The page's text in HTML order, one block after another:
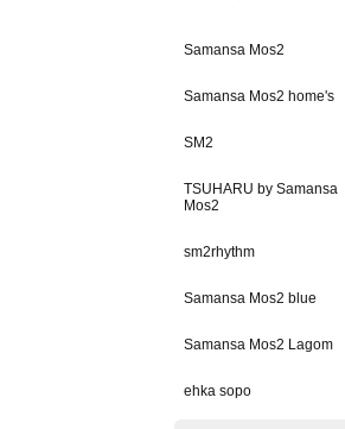
Samansa Mos2
Samansa Mos2 home's
SM2
TSUHARU by Samansa
Mos2
sm2rhythm
Samansa Mos2 blue
Samansa Mos2 Lagom
ehka sopo